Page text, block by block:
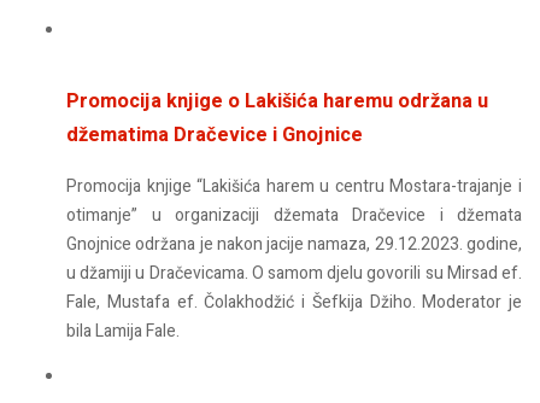
Promocija knjige o Lakišića haremu održana u
džematima Dračevice i Gnojnice
Promocija knjige “Lakišića harem u centru Mostara-trajanje i
otimanje” u organizaciji džemata Dračevice i džemata
Gnojnice održana je nakon jacije namaza, 29.12.2023. godine,
u džamiji u Dračevicama. O samom djelu govorili su Mirsad ef.
Fale, Mustafa ef. Čolakhodžić i Šefkija Džiho. Moderator je
bila Lamija Fale.